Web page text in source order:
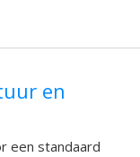
en
een standaard